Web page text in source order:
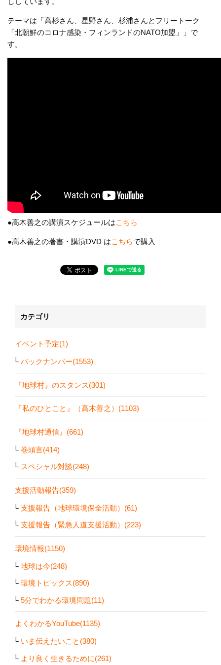
テーマは「高杉さん、星野さん、杉浦さんとフリートーク
「北朝鮮のコロナ感染・フィンランドのNATO加盟」」で
す。
●高木善之の講演スケジュールはこちら
●高木善之の著書・講演DVD はこちらで購入
カテゴリ
イベント予定(1)
バックナンバー(1553)
『地球村』のスタンス(301)
『私のひとこと』（高木善之）(1103)
『地球村通信』(661)
巻頭言(414)
スペシャル対談(248)
支援活動報告(359)
支援報告（地球環境保全活動）(61)
支援報告（緊急人道支援活動）(223)
環境情報(1150)
地球は今(248)
環境トピックス(890)
5分でわかる環境問題(11)
よくわかるYouTube(1135)
いま伝えたいこと(380)
より良く生きるために(261)